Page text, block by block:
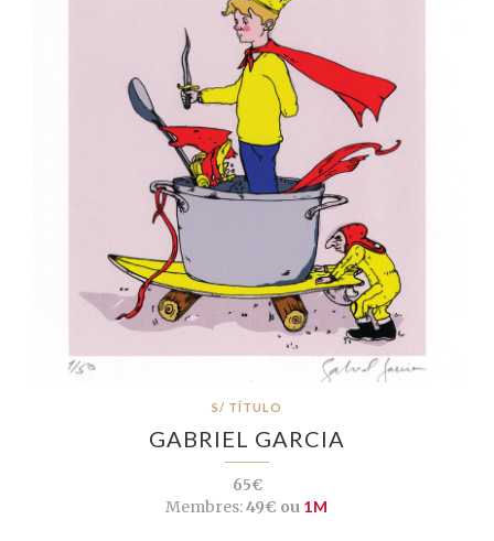
S/ TÍTULO
GABRIEL GARCIA
65€
Membres:49€ ou 1M